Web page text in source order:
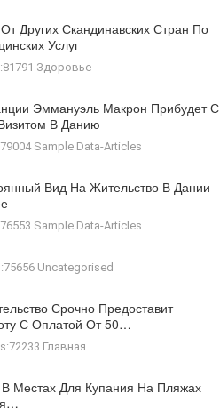
Других Скандинавских Стран По
Услуг
Здоровье
Эммануэль Макрон Прибудет С
В Данию
Sample Data-Articles
Вид На Жительство В Дании
Sample Data-Articles
Uncategorised
Срочно Предоставит
С Оплатой От 50…
Главная
В Местах Для Купания На Пляжах